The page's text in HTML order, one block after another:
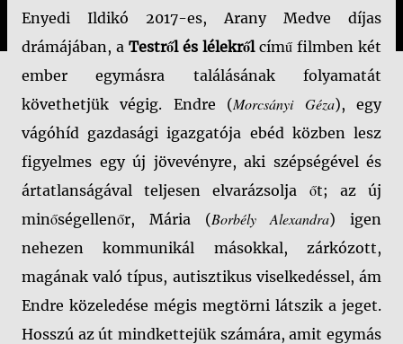
Enyedi Ildikó 2017-es, Arany Medve díjas
drámájában, a Testről és lélekrőlcímű filmben két
ember egymásra találásának folyamatát
követhetjük végig. Endre (Morcsányi Géza), egy
vágóhíd gazdasági igazgatója ebéd közben lesz
figyelmes egy új jövevényre, aki szépségével és
ártatlanságával teljesen elvarázsolja őt; az új
minőségellenőr, Mária (Borbély Alexandra) igen
nehezen kommunikál másokkal, zárkózott,
magának való típus, autisztikus viselkedéssel, ám
Endre közeledése mégis megtörni látszik a jeget.
Hosszú az út mindkettejük számára, amit egymás